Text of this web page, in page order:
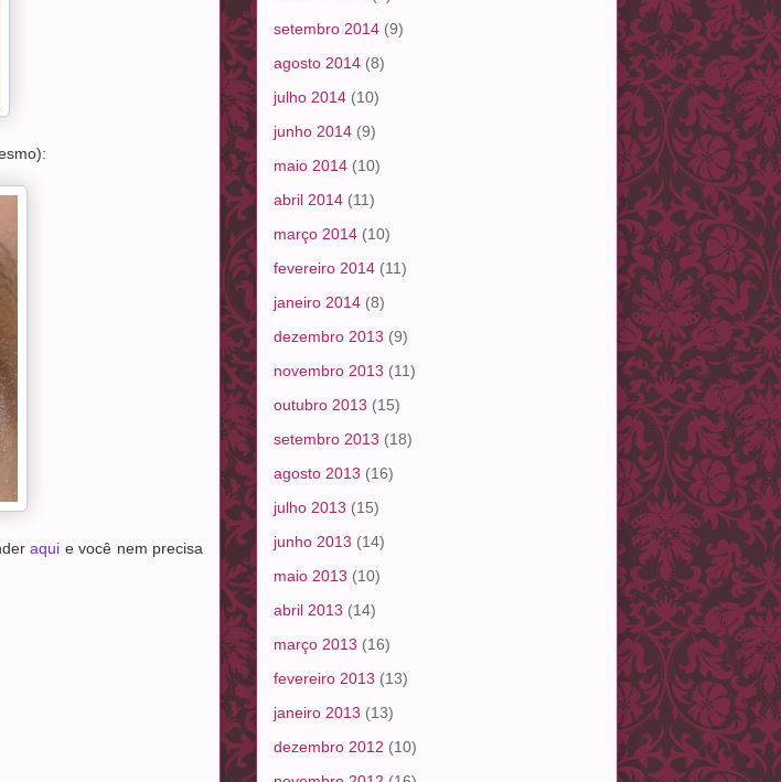
aqui e você nem precisa
setembro 2014 (9)
agosto 2014 (8)
julho 2014 (10)
junho 2014 (9)
maio 2014 (10)
abril 2014 (11)
março 2014 (10)
fevereiro 2014 (11)
janeiro 2014 (8)
dezembro 2013 (9)
novembro 2013 (11)
outubro 2013 (15)
setembro 2013 (18)
agosto 2013 (16)
julho 2013 (15)
junho 2013 (14)
maio 2013 (10)
abril 2013 (14)
março 2013 (16)
fevereiro 2013 (13)
janeiro 2013 (13)
dezembro 2012 (10)